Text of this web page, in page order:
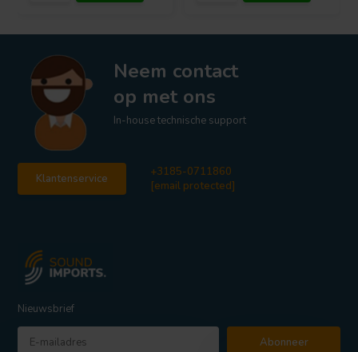
Neem contact
op met ons
In-house technische support
Klantenservice
+3185-0711860
[email protected]
Nieuwsbrief
Abonneer